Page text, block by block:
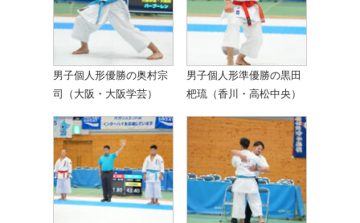
男子個人形優勝の奥村宗
司（大阪・大阪学芸）
男子個人形準優勝の黒田
杷琉（香川・高松中央）